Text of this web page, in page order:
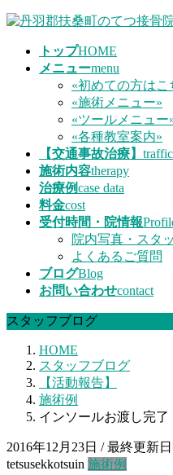
コ
ナ
トップHOME
メニューmenu
«初めての方はこ
«施術メニュー»
«ツールメニュー
«各種教室案内»
【交通事故治療】
施術内容therapy
治療例case data
料金cost
受付時間・院情報
院内写真・スタ
よくあるご質問
ブログBlog
お問い合わせcontact
スタッフブログ
HOME
スタッフブログ
【活動報告】
施術例
インソールお渡し完了
2016年12月23日 / 最終更新
tetsusekkotsuin 施術例